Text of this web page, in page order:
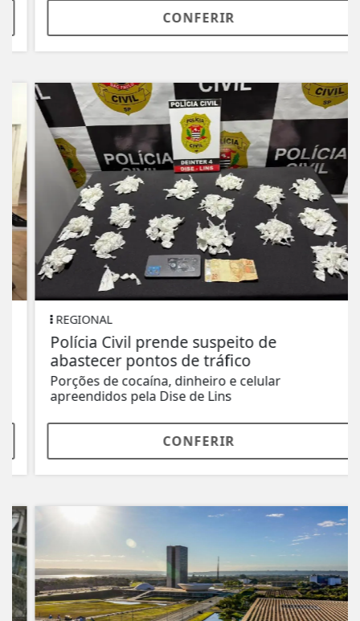
CONFERIR
REGIONAL
Polícia Civil prende suspeito de
abastecer pontos de tráfico
Porções de cocaína, dinheiro e celular
apreendidos pela Dise de Lins
CONFERIR